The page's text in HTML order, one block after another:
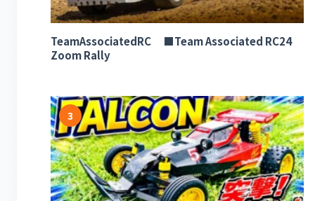
TeamAssociatedRC ■Team Associated RC24
Zoom Rally
3